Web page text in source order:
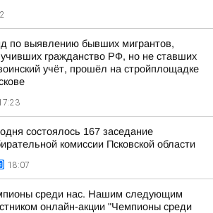
по выявлению бывших мигрантов,
гражданство РФ, но не ставших
учёт, прошёл на стройплощадке
состоялось 167 заседание
комиссии Псковской области
18:07
среди нас. Нашим следующим
онлайн-акции "Чемпионы среди